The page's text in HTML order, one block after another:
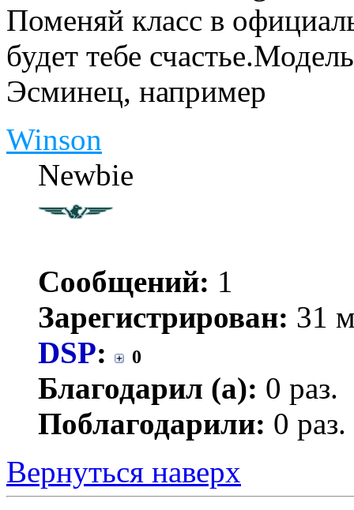
Поменяй класс в
будет тебе
Эсминец, например
Winson
Newbie
Сообщений: 1
Зарегистрирован: 31
DSP: 0
Благодарил (а): 0 раз.
Поблагодарили: 0 раз.
Вернуться наверх